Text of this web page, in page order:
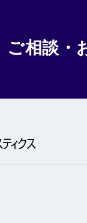
ご相談・